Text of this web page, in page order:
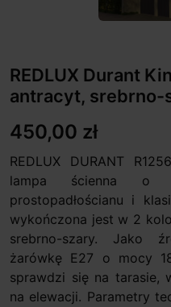
REDLUX Durant
antracyt, srebrno-
450,00 zł
REDLUX DURANT
lampa ścienna o
prostopadłościanu i
wykończona jest w 2
srebrno-szary. Jako
żarówkę E27 o mocy
sprawdzi się na tarasie,
na elewacji. Parametry